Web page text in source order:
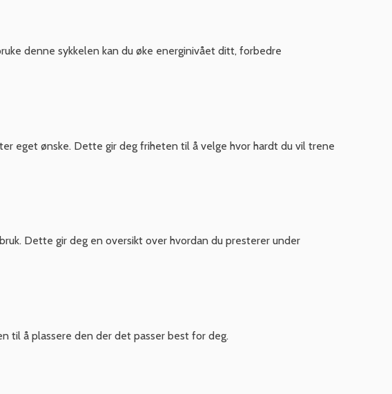
denne sykkelen kan du øke energinivået ditt, forbedre
eget ønske. Dette gir deg friheten til å velge hvor hardt du vil trene
Dette gir deg en oversikt over hvordan du presterer under
til å plassere den der det passer best for deg.